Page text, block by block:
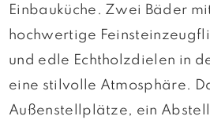
Einbauküche. Zwei Bäder
hochwertige
und edle Echtholzdielen in
eine stilvolle Atmosphäre.
Außenstellplätze, ein